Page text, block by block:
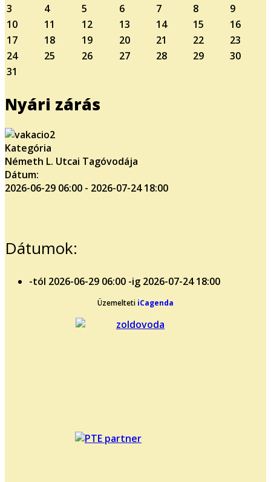
3
4 5 6 7 8
9
10
11 12 13 14 15
16
17
18 19 20 21 22
23
24
25 26 27 28 29
30
31
Nyári zárás
Kategória
Németh L. Utcai Tagóvodája
Dátum:
2026-06-29 06:00 - 2026-07-24 18:00
Dátumok:
-tól 2026-06-29 06:00 -ig 2026-07-24 18:00
Üzemelteti iCagenda